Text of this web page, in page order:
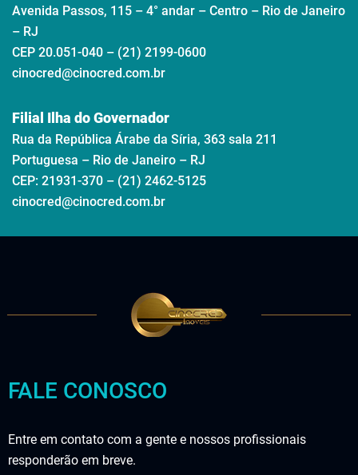
Avenida Passos, 115 – 4° andar – Centro – Rio de Janeiro
– RJ
CEP 20.051-040 – (21) 2199-0600
cinocred@cinocred.com.br
Filial Ilha do Governador
Rua da República Árabe da Síria, 363 sala 211
Portuguesa – Rio de Janeiro – RJ
CEP: 21931-370 – (21) 2462-5125
cinocred@cinocred.com.br
FALE CONOSCO
Entre em contato com a gente e nossos profissionais
responderão em breve.